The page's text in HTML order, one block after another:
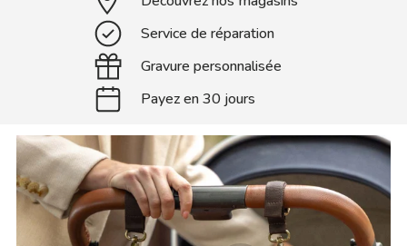
Service de réparation
Gravure personnalisée
Payez en 30 jours